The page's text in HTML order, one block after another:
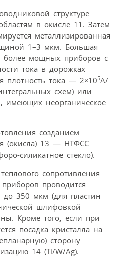
структуре
в окисле 11. Затем
металлизированная
1–3 мкм. Большая
более мощных приборов с
тока в дорожках
плотность тока — 2×105А/
схем) или
имеющих неорганическое
созданием
(окисла) 13 — НТФСС
силикатное стекло).
сопротивления
проводится
350 мкм (для пластин
шлифовкой
Кроме того, если при
посадка кристалла на
сторону
14 (Ti/W/Ag).